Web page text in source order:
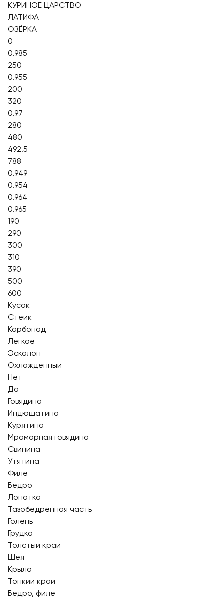
КУРИНОЕ ЦАРСТВО
ЛАТИФА
ОЗЁРКА
0
0.985
250
0.955
200
320
0.97
280
480
492.5
788
0.949
0.954
0.964
0.965
190
290
300
310
390
500
600
Кусок
Стейк
Карбонад
Легкое
Эскалоп
Охлажденный
Нет
Да
Говядина
Индюшатина
Курятина
Мраморная говядина
Свинина
Утятина
Филе
Бедро
Лопатка
Тазобедренная часть
Голень
Грудка
Толстый край
Шея
Крыло
Тонкий край
Бедро, филе